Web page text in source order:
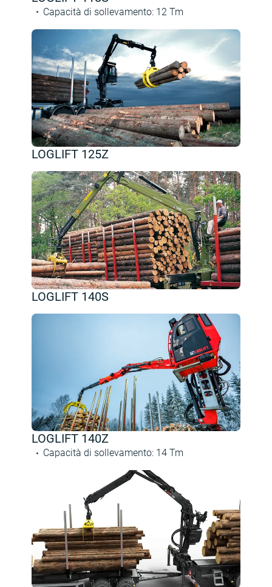
Capacità di sollevamento: 12 Tm
LOGLIFT 125Z
LOGLIFT 140S
LOGLIFT 140Z
Capacità di sollevamento: 14 Tm